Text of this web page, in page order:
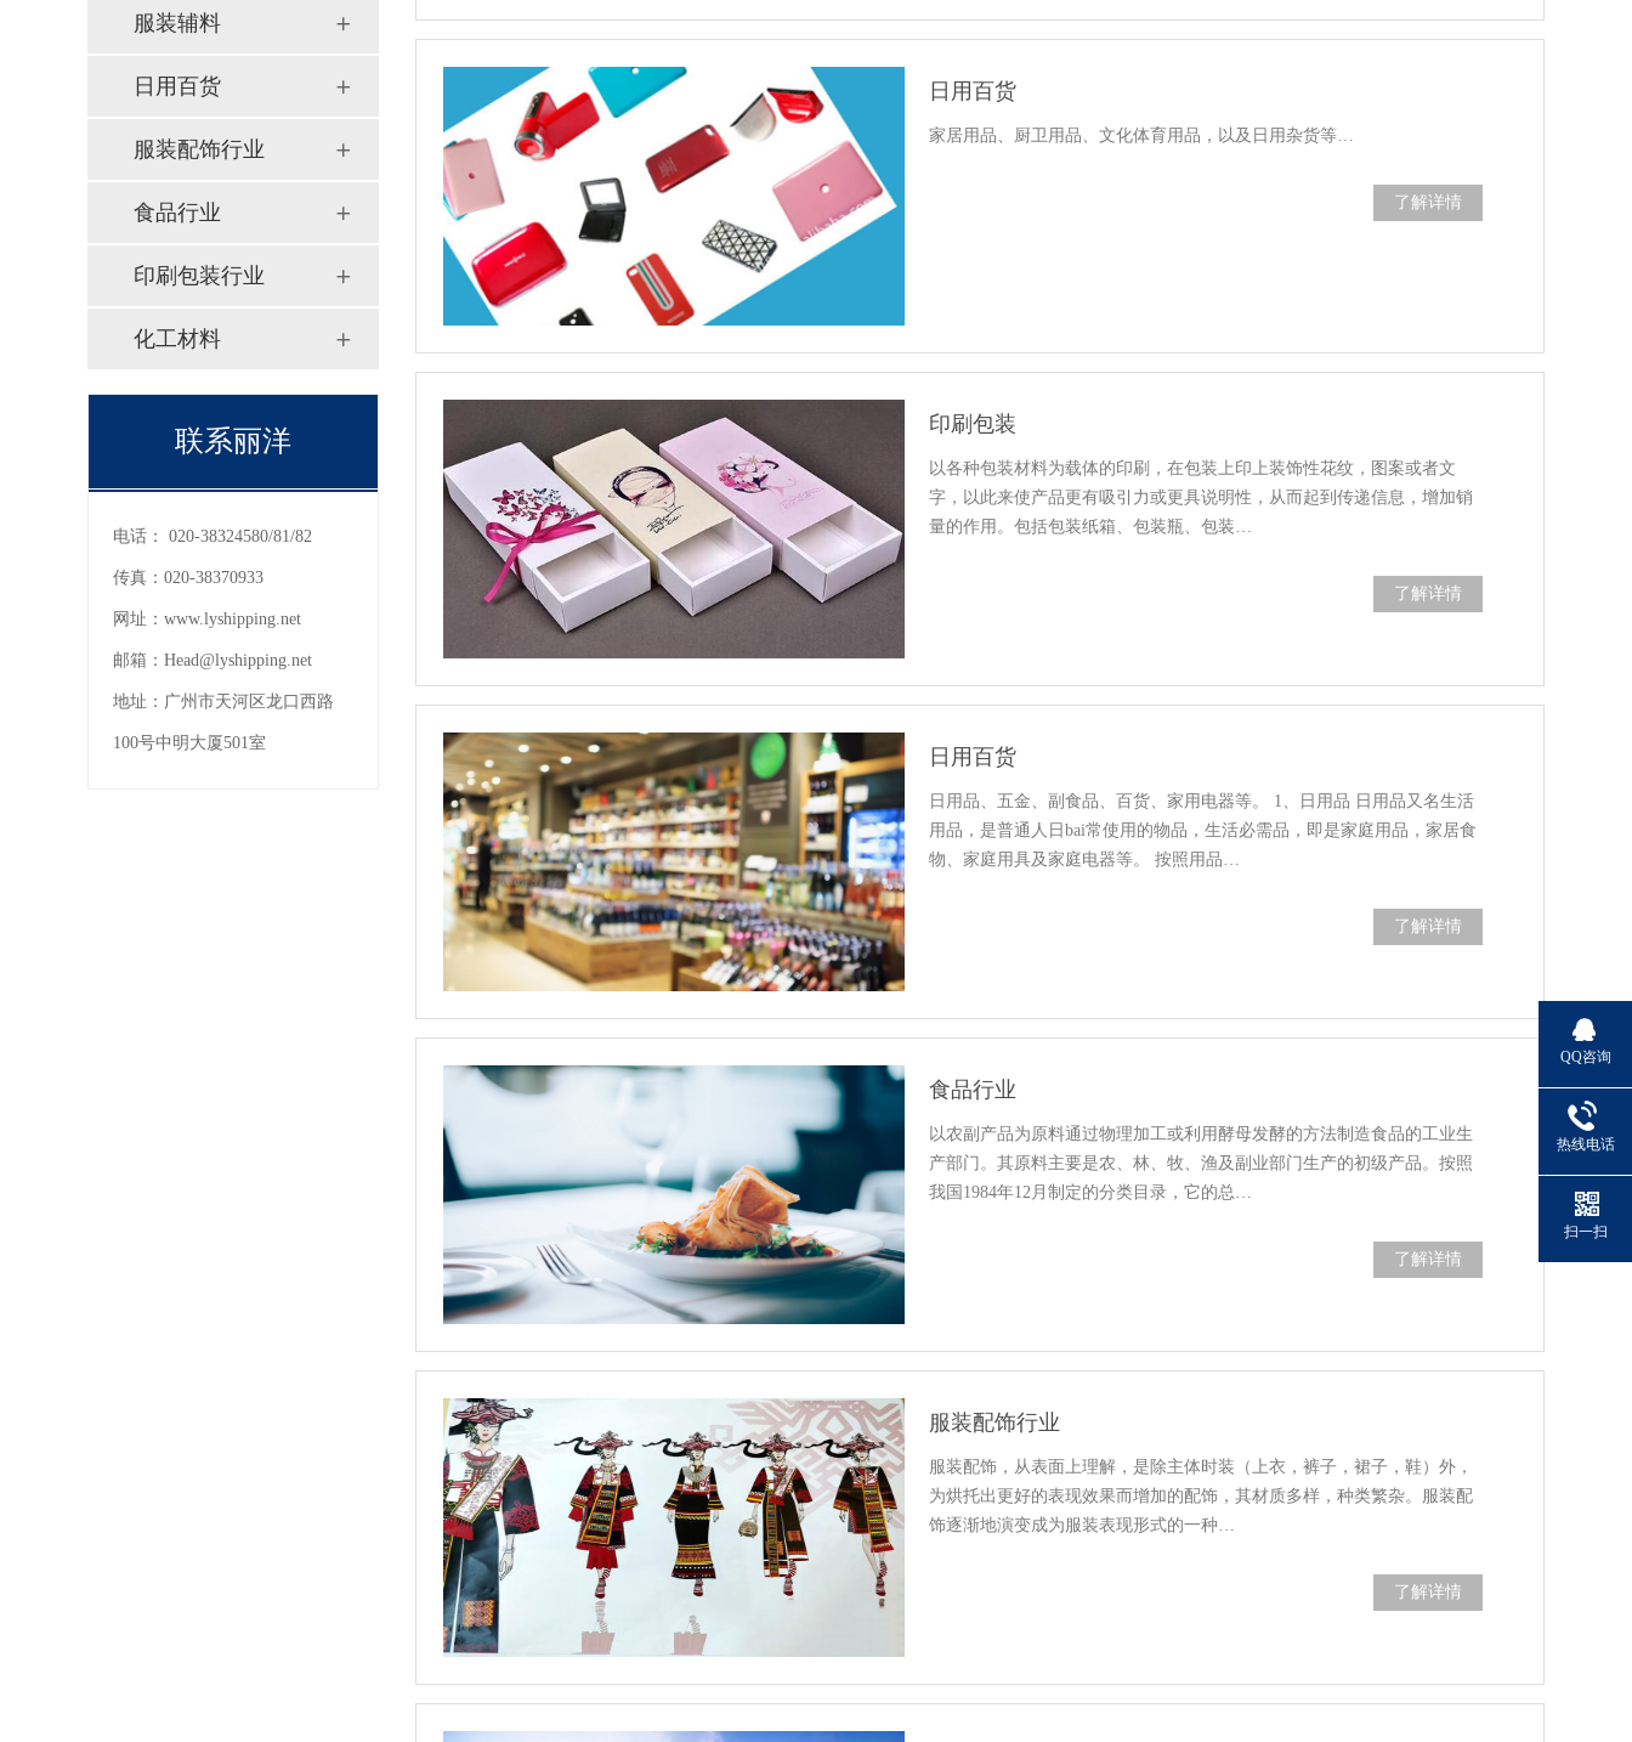
服装辅料
日用百货
服装配饰行业
食品行业
印刷包装行业
化工材料
联系丽洋
电话： 020-38324580/81/82
传真： 020-38370933
网址： www.lyshipping.net
邮箱： Head@lyshipping.net
地址： 广州市天河区龙口西路
100号中明大厦501室
日用百货
家居用品、厨卫用品、文化体育用品，以及日用杂货等…
了解详情
印刷包装
以各种包装材料为载体的印刷，在包装上印上装饰性花纹，图案或者文
字，以此来使产品更有吸引力或更具说明性，从而起到传递信息，增加销
量的作用。包括包装纸箱、包装瓶、包装…
了解详情
日用百货
日用品、五金、副食品、百货、家用电器等。 1、日用品 日用品又名生活
用品，是普通人日bai常使用的物品，生活必需品，即是家庭用品，家居食
物、家庭用具及家庭电器等。 按照用品…
了解详情
食品行业
以农副产品为原料通过物理加工或利用酵母发酵的方法制造食品的工业生
产部门。其原料主要是农、林、牧、渔及副业部门生产的初级产品。按照
我国1984年12月制定的分类目录，它的总…
了解详情
服装配饰行业
服装配饰，从表面上理解，是除主体时装（上衣，裤子，裙子，鞋）外，
为烘托出更好的表现效果而增加的配饰，其材质多样，种类繁杂。服装配
饰逐渐地演变成为服装表现形式的一种…
了解详情
QQ咨询
热线电话
扫一扫